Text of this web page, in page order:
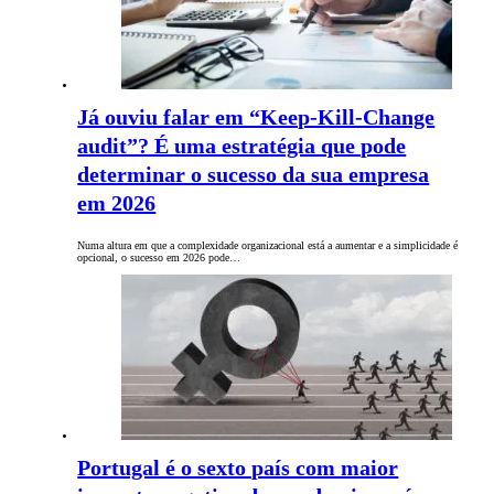
Já ouviu falar em “Keep-Kill-Change
audit”? É uma estratégia que pode
determinar o sucesso da sua empresa
em 2026
Numa altura em que a complexidade organizacional está a aumentar e a simplicidade é
opcional, o sucesso em 2026 pode…
Portugal é o sexto país com maior